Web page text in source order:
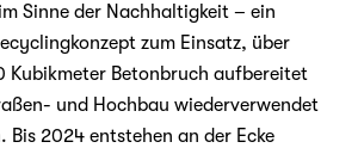
Sinne der Nachhaltigkeit – ein
zum Einsatz, über
Kubikmeter Betonbruch aufbereitet
und Hochbau wiederverwendet
Bis 2024 entstehen an der Ecke